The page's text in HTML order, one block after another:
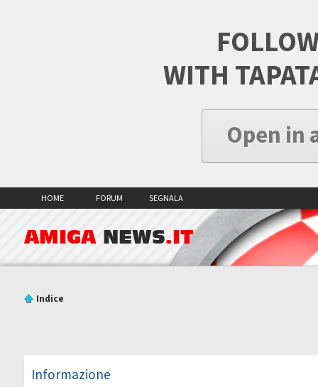
WITH
Open in
HOME FORUM SEGNALA
AMIGA NEWS.IT
Indice
Informazione